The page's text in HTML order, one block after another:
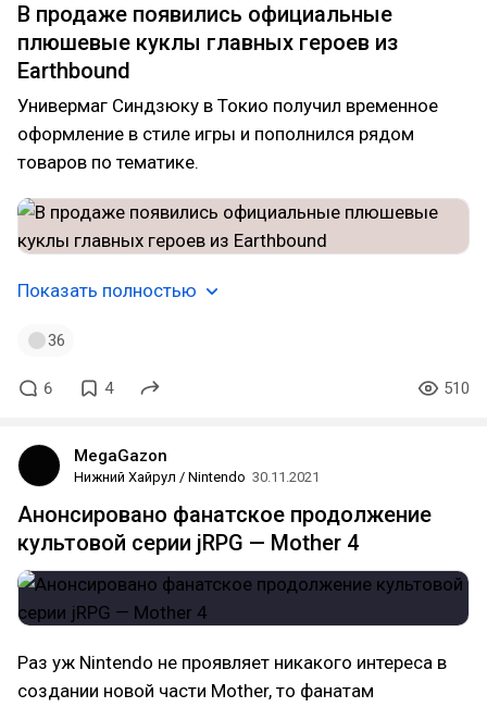
В продаже появились официальные
плюшевые куклы главных героев из
Earthbound
Универмаг Синдзюку в Токио получил временное
оформление в стиле игры и пополнился рядом
товаров по тематике.
Показать полностью
36
6 4 510
MegaGazon
Нижний Хайрул / Nintendo 30.11.2021
Анонсировано фанатское продолжение
культовой серии jRPG — Mother 4
Раз уж Nintendo не проявляет никакого интереса в
создании новой части Mother, то фанатам